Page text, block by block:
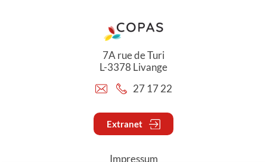
7A rue de Turi
L-3378 Livange
27 17 22
Extranet
Impressum